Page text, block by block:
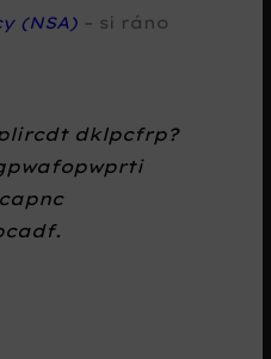
(NSA) – si ráno
dklpcfrp?